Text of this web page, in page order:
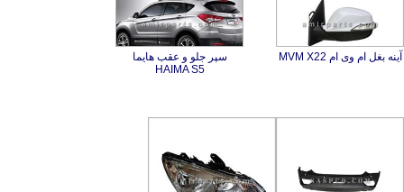
آینه بغل ام وی ام MVM X22
سپر جلو و عقب هایما
HAIMA S5